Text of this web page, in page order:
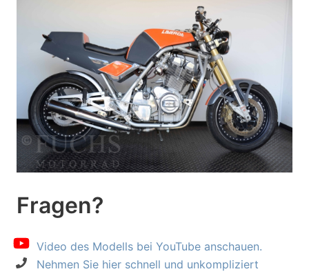
Fragen?
Video des Modells bei YouTube anschauen.
Nehmen Sie hier schnell und unkompliziert